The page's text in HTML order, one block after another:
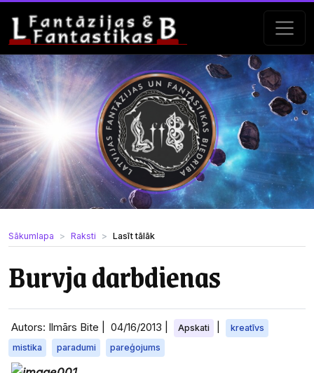
Sākumlapa Raksti Lasīt tālāk
Burvja darbdienas
Autors: Ilmārs Bite | 04/16/2013 Apskati
kreatīvs
mistika
paradumi pareģojums